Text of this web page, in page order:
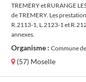
TREMERY et RURANGE
de TREMERY. Les
R.2113-1, L.2123-1 et
annexes.
Organisme : Commune
(57) Moselle